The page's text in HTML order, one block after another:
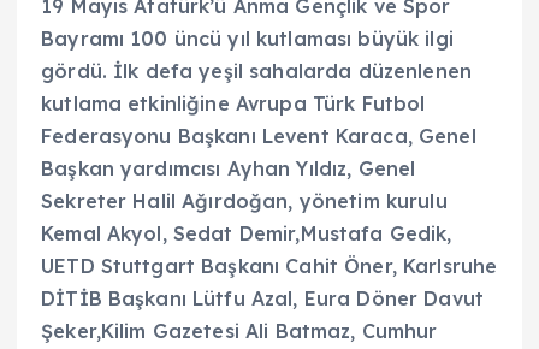
19 Mayıs Atatürk’ü Anma Gençlik ve Spor
Bayramı 100 üncü yıl kutlaması büyük ilgi
gördü. İlk defa yeşil sahalarda düzenlenen
kutlama etkinliğine Avrupa Türk Futbol
Federasyonu Başkanı Levent Karaca, Genel
Başkan yardımcısı Ayhan Yıldız, Genel
Sekreter Halil Ağırdoğan, yönetim kurulu
Kemal Akyol, Sedat Demir,Mustafa Gedik,
UETD Stuttgart Başkanı Cahit Öner, Karlsruhe
DİTİB Başkanı Lütfu Azal, Eura Döner Davut
Şeker,Kilim Gazetesi Ali Batmaz, Cumhur